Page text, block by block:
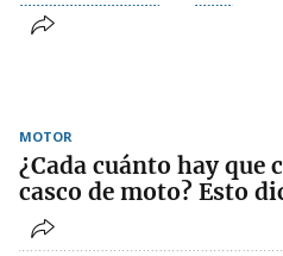
MOTOR
¿Cada cuánto hay que
casco de moto? Esto